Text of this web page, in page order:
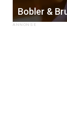
Bobler &